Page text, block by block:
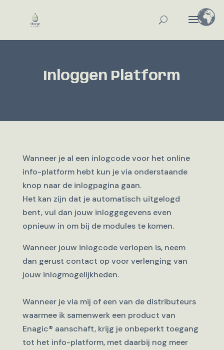
Inloggen Platform
Wanneer je al een inlogcode voor het online
info-platform hebt kun je via onderstaande
knop naar de inlogpagina gaan.
Het kan zijn dat je automatisch uitgelogd
bent, vul dan jouw inloggegevens even
opnieuw in om bij de modules te komen.
Wanneer jouw inlogcode verlopen is, neem
dan gerust contact op voor verlenging van
jouw inlogmogelijkheden.
Wanneer je via mij of een van de distributeurs
waarmee ik samenwerk een product van
Enagic® aanschaft, krijg je onbeperkt toegang
tot het info-platform, met daarbij nog meer